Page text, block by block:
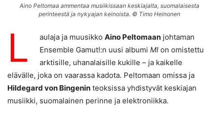
Aino Peltomaa ammentaa musiikissaan keskiajalta, suomalaisesta
perinteestä ja nykyajan keinoista. © Timo Heinonen
L aulaja ja muusikko Aino Peltomaan johtaman
Ensemble Gamut!:n uusi albumi MI on omistettu
arktisille, uhanalaisille kukille – ja kaikelle
elävälle, joka on vaarassa kadota. Peltomaan omissa ja
Hildegard von Bingenin teoksissa yhdistyvät keskiajan
musiikki, suomalainen perinne ja elektroniikka.